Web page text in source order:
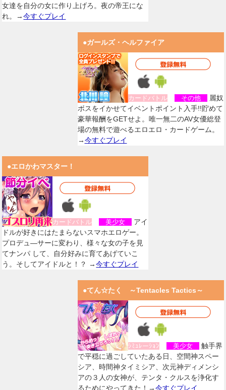
女達を自分の女に作り上げろ。夜の帝王にな
れ。→今すぐプレイ
●ガールズ・ヘルファイア
カードバトル その他
麗奴
ボスをイかせてイベントポイント入手!!貯めて
豪華報酬をGETせよ。唯一無二のAV女優総登
場の無料で遊べるエロエロ・カードゲーム。
→今すぐプレイ
●エロかわマスター！
カードバトル 美少女
アイ
ドルが好きにはたまらないスマホエロゲー。
プロデュ―サーに変わり、様々な女の子を見
てナンパ して、自分好みに育てあげていこ
う。そしてアイドルと！？ →今すぐプレイ
●てん☆たく ～Tentacles Tactics～
ｼﾐｭﾚーｼｮﾝ 美少女
触手界
で平穏に過ごしていたある日、空間神スペー
シア、時間神タイミシア、次元神ディメンシ
アの３人の女神が、テンタ・クルスを浄化す
るためにやってきた！→今すぐプレイ